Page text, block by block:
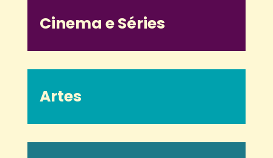
Cinema e Séries
Artes